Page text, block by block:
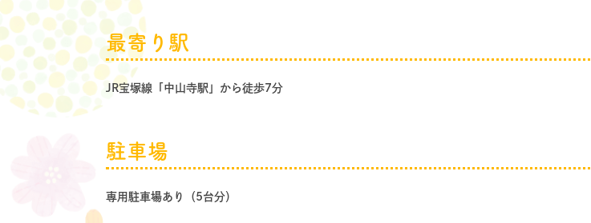
最寄り駅
JR宝塚線「中山寺駅」から徒歩7分
駐車場
専用駐車場あり（5台分）